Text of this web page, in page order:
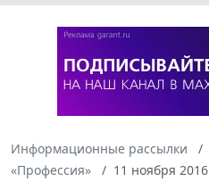
Информационные рассылки
«Профессия»
11 ноября 2016